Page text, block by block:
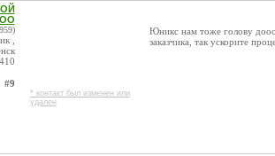
,
#9
* контакт был изменен или
удален
Юникс нам тоже голову
заказчика, так ускорите